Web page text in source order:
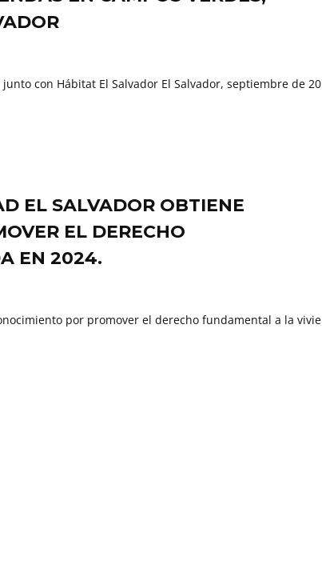
con Hábitat El Salvador El Salvador, septiembre de 20
EL SALVADOR OBTIENE
EL DERECHO
EN 2024.
por promover el derecho fundamental a la vivie